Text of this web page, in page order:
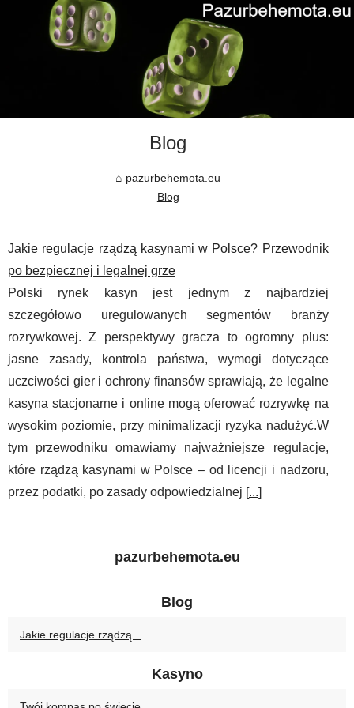
Blog
pazurbehemota.eu
Blog
Jakie regulacje rządzą kasynami w Polsce? Przewodnik
po bezpiecznej i legalnej grze
Polski rynek kasyn jest jednym z najbardziej
szczegółowo uregulowanych segmentów branży
rozrywkowej. Z perspektywy gracza to ogromny plus:
jasne zasady, kontrola państwa, wymogi dotyczące
uczciwości gier i ochrony finansów sprawiają, że legalne
kasyna stacjonarne i online mogą oferować rozrywkę na
wysokim poziomie, przy minimalizacji ryzyka nadużyć.W
tym przewodniku omawiamy najważniejsze regulacje,
które rządzą kasynami w Polsce – od licencji i nadzoru,
przez podatki, po zasady odpowiedzialnej [...]
pazurbehemota.eu
Blog
Jakie regulacje rządzą...
Kasyno